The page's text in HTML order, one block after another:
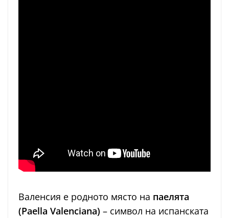
Валенсия е родното място на паелята
(Paella Valenciana) – символ на испанската